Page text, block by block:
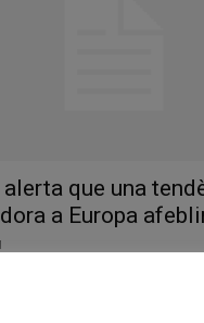
que una
a Europa